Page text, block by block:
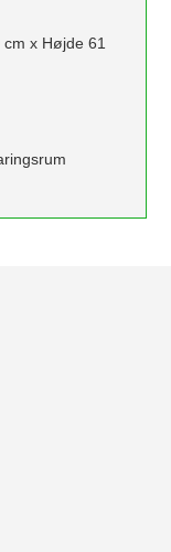
x Højde 61